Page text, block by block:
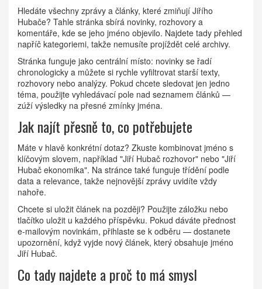
Hledáte všechny zprávy a články, které zmiňují Jiřího
Hubače? Tahle stránka sbírá novinky, rozhovory a
komentáře, kde se jeho jméno objevilo. Najdete tady přehled
napříč kategoriemi, takže nemusíte projíždět celé archivy.
Stránka funguje jako centrální místo: novinky se řadí
chronologicky a můžete si rychle vyfiltrovat starší texty,
rozhovory nebo analýzy. Pokud chcete sledovat jen jedno
téma, použijte vyhledávací pole nad seznamem článků —
zúží výsledky na přesné zmínky jména.
Jak najít přesně to, co potřebujete
Máte v hlavě konkrétní dotaz? Zkuste kombinovat jméno s
klíčovým slovem, například "Jiří Hubač rozhovor" nebo "Jiří
Hubač ekonomika". Na stránce také funguje třídění podle
data a relevance, takže nejnovější zprávy uvidíte vždy
nahoře.
Chcete si uložit článek na později? Použijte záložku nebo
tlačítko uložit u každého příspěvku. Pokud dáváte přednost
e-mailovým novinkám, přihlaste se k odběru — dostanete
upozornění, když vyjde nový článek, který obsahuje jméno
Jiří Hubač.
Co tady najdete a proč to má smysl